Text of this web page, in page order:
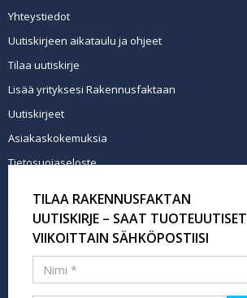
Yhteystiedot
Uutiskirjeen aikataulu ja ohjeet
Tilaa uutiskirje
Lisää yrityksesi Rakennusfaktaan
Uutiskirjeet
Asiakaskokemuksia
Tietosuojaseloste
Tilaa uutiskirje
TILAA RAKENNUSFAKTAN
UUTISKIRJE – SAAT TUOTEUUTISET
VIIKOITTAIN SÄHKÖPOSTIISI